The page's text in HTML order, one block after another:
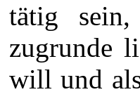
tätig
zugrunde
will und